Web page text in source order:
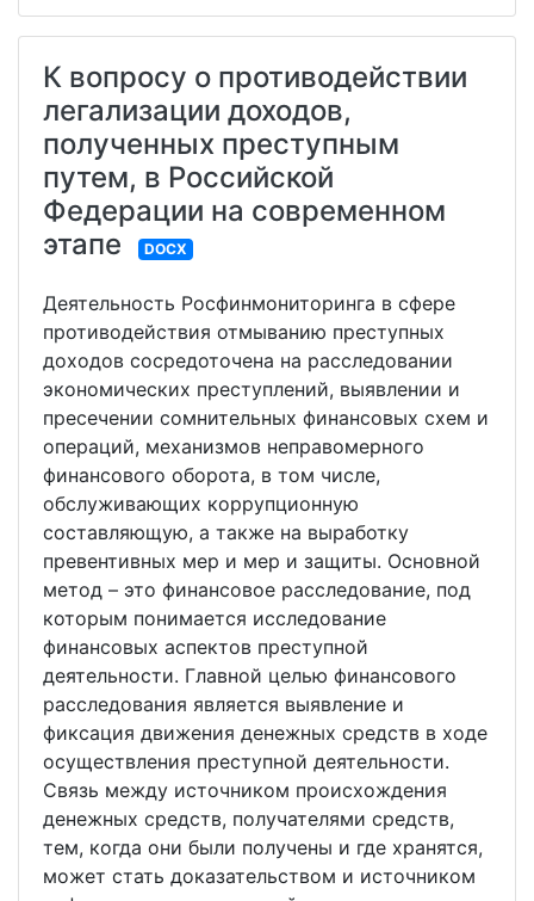
К вопросу о противодействии
легализации доходов,
полученных преступным
путем, в Российской
Федерации на современном
этапе
DOCX
Деятельность Росфинмониторинга в сфере
противодействия отмыванию преступных
доходов сосредоточена на расследовании
экономических преступлений, выявлении и
пресечении сомнительных финансовых схем и
операций, механизмов неправомерного
финансового оборота, в том числе,
обслуживающих коррупционную
составляющую, а также на выработку
превентивных мер и мер и защиты. Основной
метод – это финансовое расследование, под
которым понимается исследование
финансовых аспектов преступной
деятельности. Главной целью финансового
расследования является выявление и
фиксация движения денежных средств в ходе
осуществления преступной деятельности.
Связь между источником происхождения
денежных средств, получателями средств,
тем, когда они были получены и где хранятся,
может стать доказательством и источником